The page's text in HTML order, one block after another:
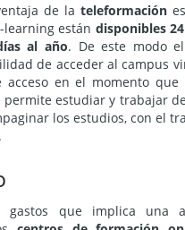
de la teleformación
learning están disponibles
al año. De este modo
de acceder al campus
acceso en el momento que
permite estudiar y trabajar
los estudios, con el
que implica una